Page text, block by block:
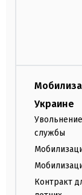
Украине
службы
Контракт